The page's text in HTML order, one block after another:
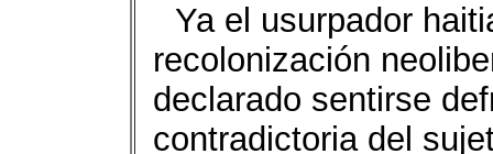
Ya el usurpador
recolonización
declarado sentirse
contradictoria del